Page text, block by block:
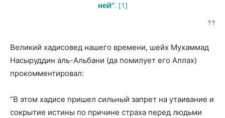
ней”. [1]
Великий хадисовед нашего времени, шейх Мухаммад
Насыруддин аль-Альбани (да помилует его Аллах)
прокомментировал:
“В этом хадисе пришел сильный запрет на утаивание и
сокрытие истины по причине страха перед людьми